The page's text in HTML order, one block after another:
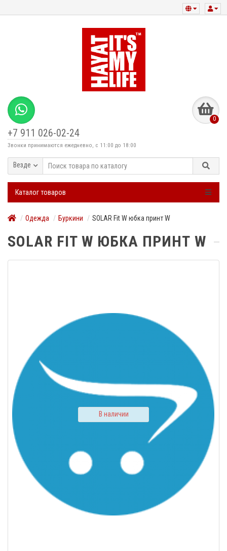
+7 911 026-02-24
Звонки принимаются ежедневно, с 11:00 до 18:00
0
Везде
Каталог товаров
Одежда Буркини SOLAR Fit W юбка принт W
SOLAR FIT W ЮБКА ПРИНТ W
В наличии